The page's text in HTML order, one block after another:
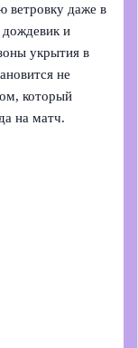
ветровку даже в
дождевик и
укрытия в
не
который
на матч.